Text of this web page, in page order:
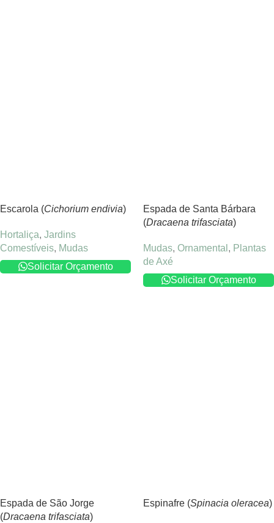
Escarola (Cichorium endivia)
Hortaliça, Jardins
Comestíveis, Mudas
Solicitar Orçamento
Espada de Santa Bárbara
(Dracaena trifasciata)
Mudas, Ornamental , Plantas
de Axé
Solicitar Orçamento
Espada de São Jorge
(Dracaena trifasciata)
Espinafre (Spinacia oleracea)